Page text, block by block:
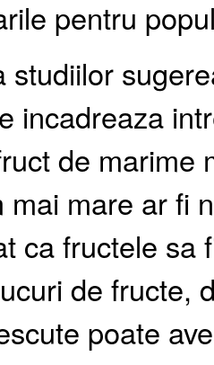
pentru
studiilor
incadreaza
de marime
mai mare ar fi
ca fructele sa
de fructe,
poate